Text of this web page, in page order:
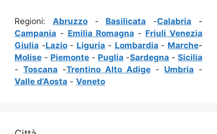
Regioni: Abruzzo- Basilicata -Calabria -
Campania - Emilia Romagna - Friuli Venezia
Giulia -Lazio- Liguria - Lombardia - Marche-
Molise - Piemonte - Puglia -Sardegna - Sicilia
- Toscana -Trentino Alto Adige - Umbria -
Valle d’Aosta - Veneto